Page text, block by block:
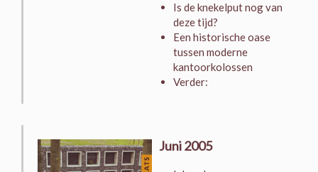
Is de knekelput nog van
deze tijd?
Een historische oase
tussen moderne
kantoorkolossen
Verder:
Juni 2005